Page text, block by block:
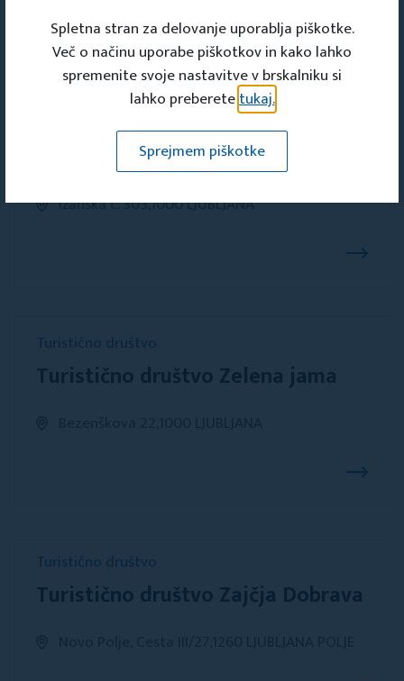
Turistično društvo
Turistično društvo Barje
Ižanska c. 303,1000 LJUBLJANA
Turistično društvo
Turistično društvo Zelena jama
Turistično društvo
Turistično društvo Zajčja Dobrava
Spletna stran za delovanje uporablja piškotke.
Več o načinu uporabe piškotkov in kako lahko
spremenite svoje nastavitve v brskalniku si
lahko preberetetukaj.
Sprejmem piškotke